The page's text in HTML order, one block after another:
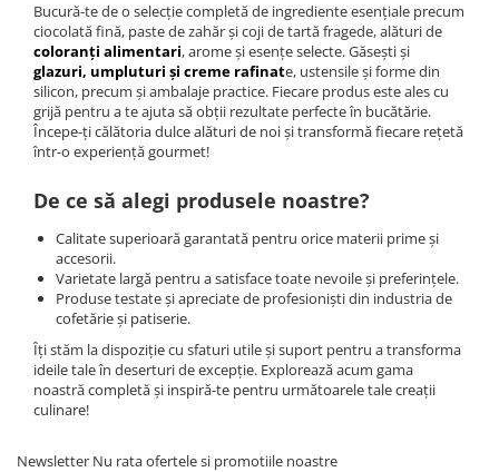
Bucură-te de o selecție completă de ingrediente esențiale precum
ciocolată fină, paste de zahăr și coji de tartă fragede, alături de
coloranți alimentari, arome și esențe selecte. Găsești și
glazuri, umpluturi și creme rafinate, ustensile și forme din
silicon, precum și ambalaje practice. Fiecare produs este ales cu
grijă pentru a te ajuta să obții rezultate perfecte în bucătărie.
Începe-ți călătoria dulce alături de noi și transformă fiecare rețetă
într-o experiență gourmet!
De ce să alegi produsele noastre?
Calitate superioară garantată pentru orice materii prime și
accesorii.
Varietate largă pentru a satisface toate nevoile și preferințele.
Produse testate și apreciate de profesioniști din industria de
cofetărie și patiserie.
Îți stăm la dispoziție cu sfaturi utile și suport pentru a transforma
ideile tale în deserturi de excepție. Explorează acum gama
noastră completă și inspiră-te pentru următoarele tale creații
culinare!
Newsletter Nu rata ofertele si promotiile noastre